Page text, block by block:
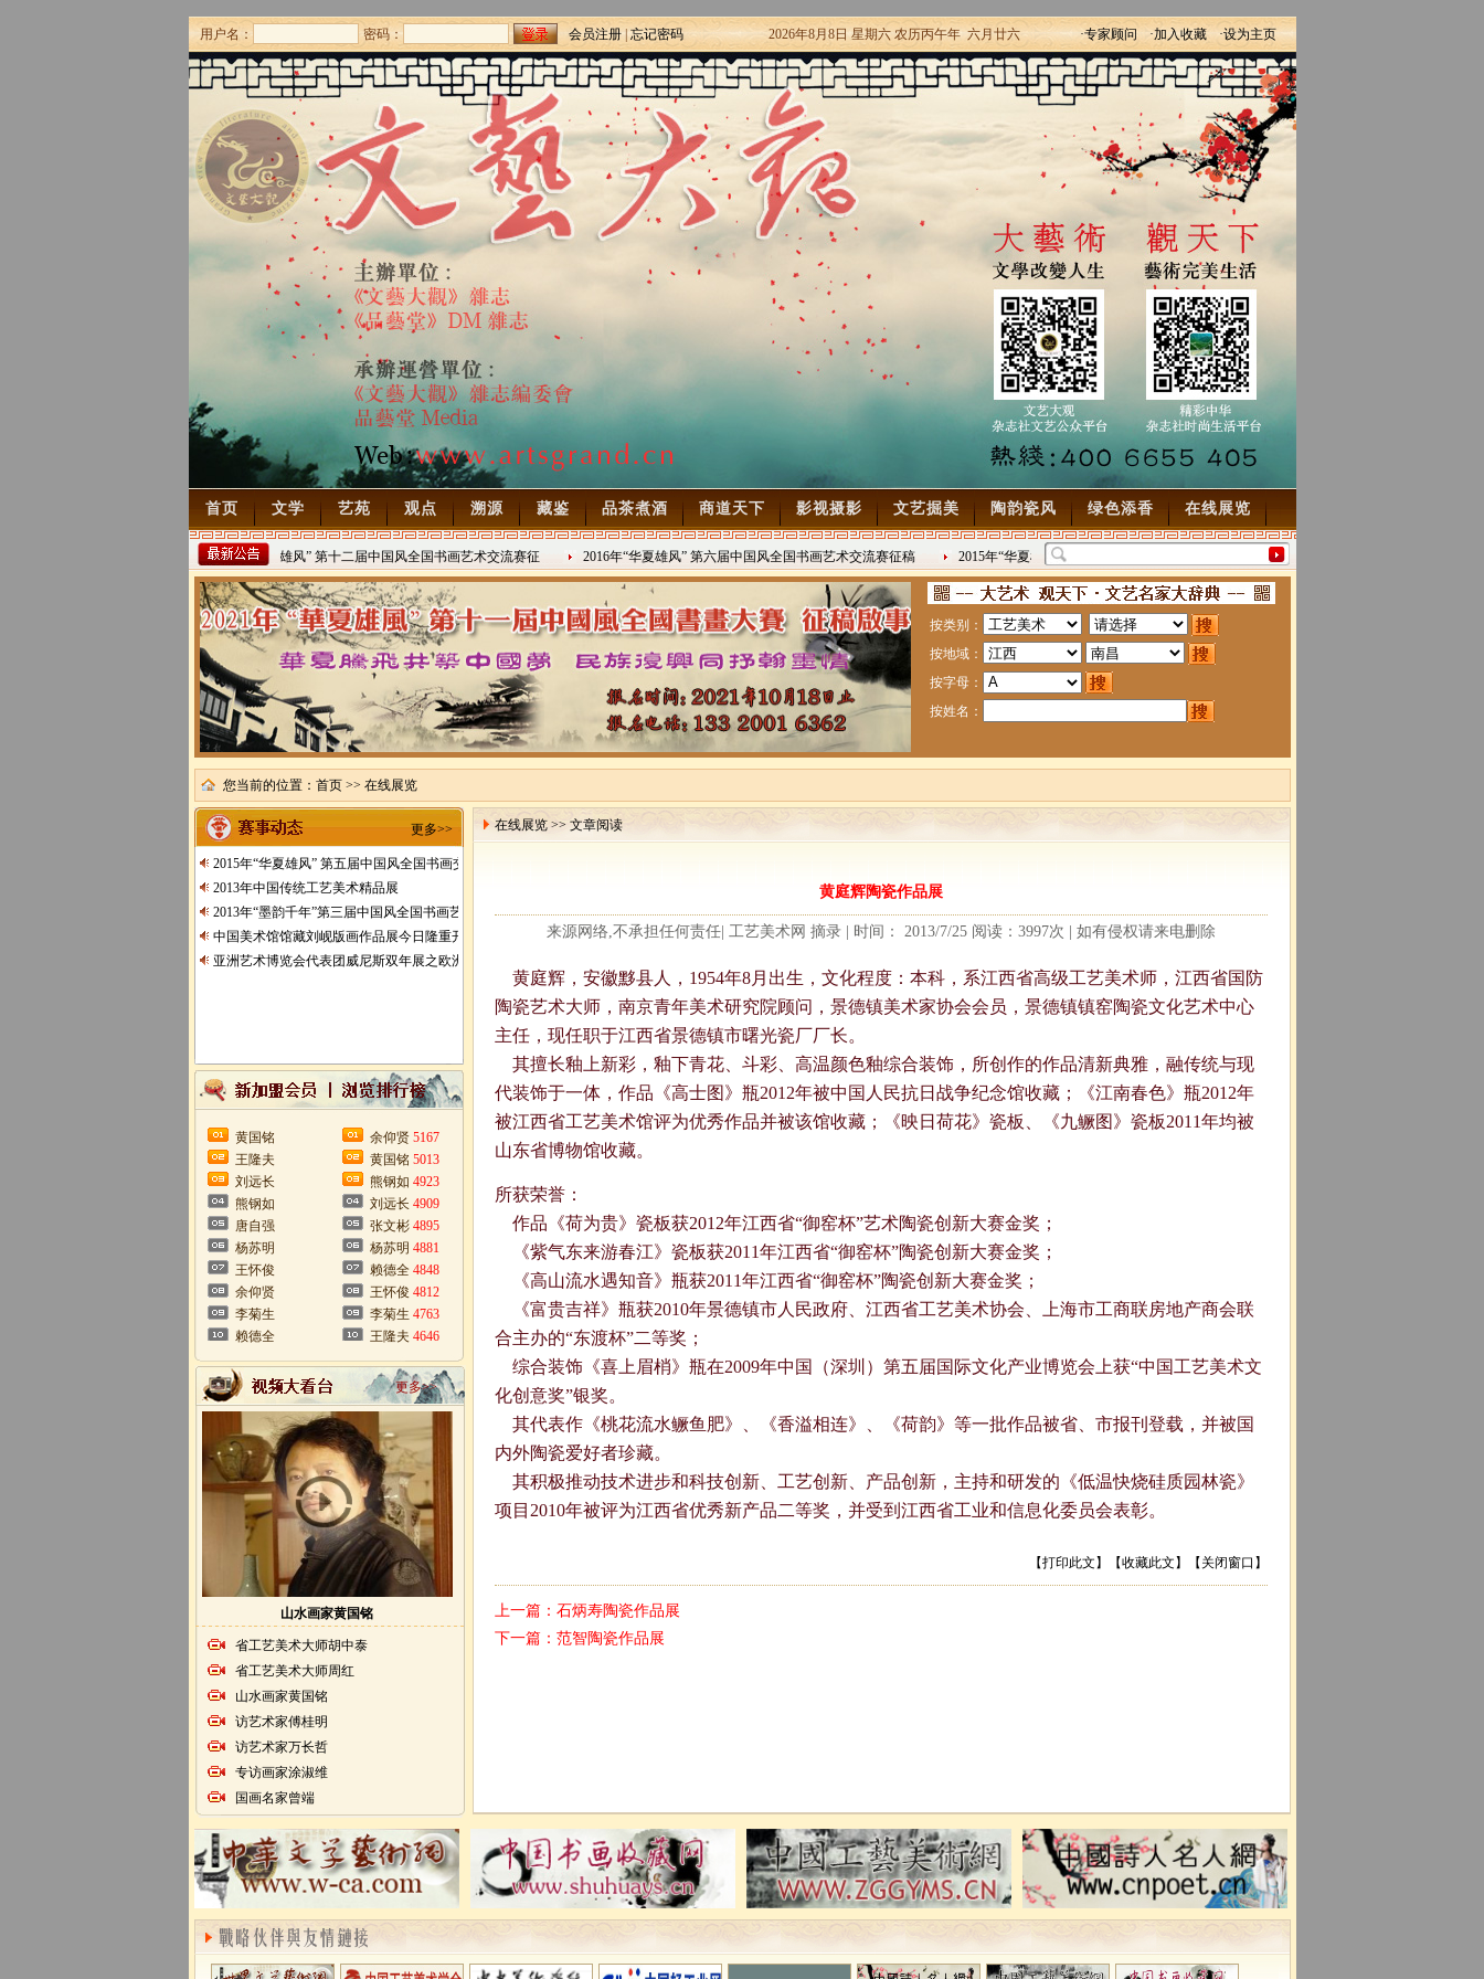
用户名： 密码： 会员注册|忘记密码 2026年8月8日 星期六 农历丙午年 六月廿六 ·专家顾问 ·加入收藏 ·设为主页
首页 文学 艺苑 观点 溯源 藏鉴 品茶煮酒 商道天下 影视摄影 文艺掘美 陶韵瓷风 绿色添香 在线展览
2022年“华夏雄风” 第十二届中国风全国书画艺术交流赛征
2021/8/15
2016年“华夏雄风” 第六届中国风全国书画艺术交流赛征稿
2016/8/27
2015年“华夏雄风” 第五届中国风全国书画交流赛暨纪念抗
日战争胜利70周年书画展7月28日起征稿2015/7/28
图”创作
按类别：
按地域：
按字母：
按姓名：
您当前的位置： 首页>> 在线展览
更多>>
2015年“华夏雄风” 第五届中国风全国书画交流赛暨纪念抗日战争胜利70周年书画展7月28日起征稿
2013年中国传统工艺美术精品展
2013年“墨韵千年”第三届中国风全国书画艺术交流赛征稿
中国美术馆馆藏刘岘版画作品展今日隆重开展
亚洲艺术博览会代表团威尼斯双年展之欧洲行
黄国铭
王隆夫
刘远长
熊钢如
唐自强
杨苏明
王怀俊
余仰贤
李菊生
赖德全
余仰贤 5167
黄国铭 5013
熊钢如 4923
刘远长 4909
张文彬 4895
杨苏明 4881
赖德全 4848
王怀俊 4812
李菊生 4763
王隆夫 4646
更多>>
山水画家黄国铭
省工艺美术大师胡中泰
省工艺美术大师周红
山水画家黄国铭
访艺术家傅桂明
访艺术家万长哲
专访画家涂淑维
国画名家曾端
在线展览 >> 文章阅读
黄庭辉陶瓷作品展
来源网络,不承担任何责任| 工艺美术网 摘录 | 时间： 2013/7/25 阅读：3997次 | 如有侵权请来电删除
黄庭辉，安徽黟县人，1954年8月出生，文化程度：本科，系江西省高级工艺美术师，江西省国防
陶瓷艺术大师，南京青年美术研究院顾问，景德镇美术家协会会员，景德镇镇窑陶瓷文化艺术中心
主任，现任职于江西省景德镇市曙光瓷厂厂长。
其擅长釉上新彩，釉下青花、斗彩、高温颜色釉综合装饰，所创作的作品清新典雅，融传统与现
代装饰于一体，作品《高士图》瓶2012年被中国人民抗日战争纪念馆收藏；《江南春色》瓶2012年
被江西省工艺美术馆评为优秀作品并被该馆收藏；《映日荷花》瓷板、《九鳜图》瓷板2011年均被
山东省博物馆收藏。
所获荣誉：
作品《荷为贵》瓷板获2012年江西省“御窑杯”艺术陶瓷创新大赛金奖；
《紫气东来游春江》瓷板获2011年江西省“御窑杯”陶瓷创新大赛金奖；
《高山流水遇知音》瓶获2011年江西省“御窑杯”陶瓷创新大赛金奖；
《富贵吉祥》瓶获2010年景德镇市人民政府、江西省工艺美术协会、上海市工商联房地产商会联
合主办的“东渡杯”二等奖；
综合装饰《喜上眉梢》瓶在2009年中国（深圳）第五届国际文化产业博览会上获“中国工艺美术文
化创意奖”银奖。
其代表作《桃花流水鳜鱼肥》、《香溢相连》、《荷韵》等一批作品被省、市报刊登载，并被国
内外陶瓷爱好者珍藏。
其积极推动技术进步和科技创新、工艺创新、产品创新，主持和研发的《低温快烧硅质园林瓷》
项目2010年被评为江西省优秀新产品二等奖，并受到江西省工业和信息化委员会表彰。
【打印此文 】【收藏此文 】【 关闭窗口 】
上一篇： 石炳寿陶瓷作品展
下一篇： 范智陶瓷作品展